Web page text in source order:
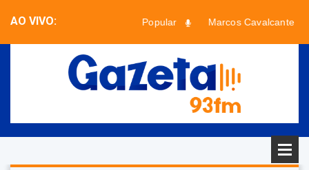
AO VIVO: Paradão Popular
Marcos Cavalcante